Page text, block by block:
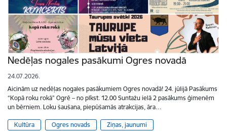
Nedēļas nogales pasākumi Ogres novadā
24.07.2026.
Aicinām uz nedēļas nogales pasākumiem Ogres novadā! 24. jūlijā Pasākums
“Kopā roku rokā” Ogrē – no plkst. 12.00 Suntažu ielā 2 pasākums ģimenēm
un bērniem. Loku šaušana, piepūšamās atrakcijas, āra…
Kultūra Ogres novads Ziņas, jaunumi